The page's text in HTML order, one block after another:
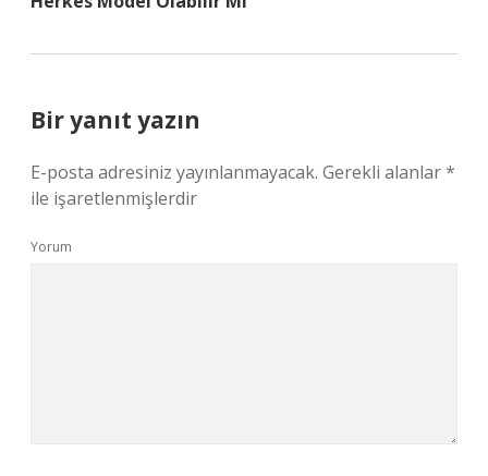
Bir yanıt yazın
E-posta adresiniz yayınlanmayacak. Gerekli alanlar*
ile işaretlenmişlerdir
Yorum